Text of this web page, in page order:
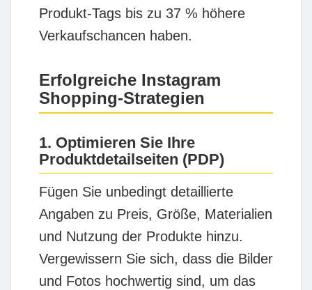
Produkt-Tags bis zu 37 % höhere
Verkaufschancen haben.
Erfolgreiche Instagram
Shopping-Strategien
1. Optimieren Sie Ihre
Produktdetailseiten (PDP)
Fügen Sie unbedingt detaillierte
Angaben zu Preis, Größe, Materialien
und Nutzung der Produkte hinzu.
Vergewissern Sie sich, dass die Bilder
und Fotos hochwertig sind, um das